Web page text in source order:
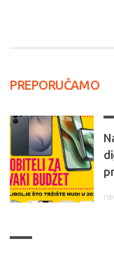
PREPORUČAMO